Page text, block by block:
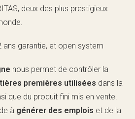
deux des plus prestigieux
nous permet de contrôler la
premières utilisées dans la
que du produit fini mis en vente.
à générer des emplois et de la